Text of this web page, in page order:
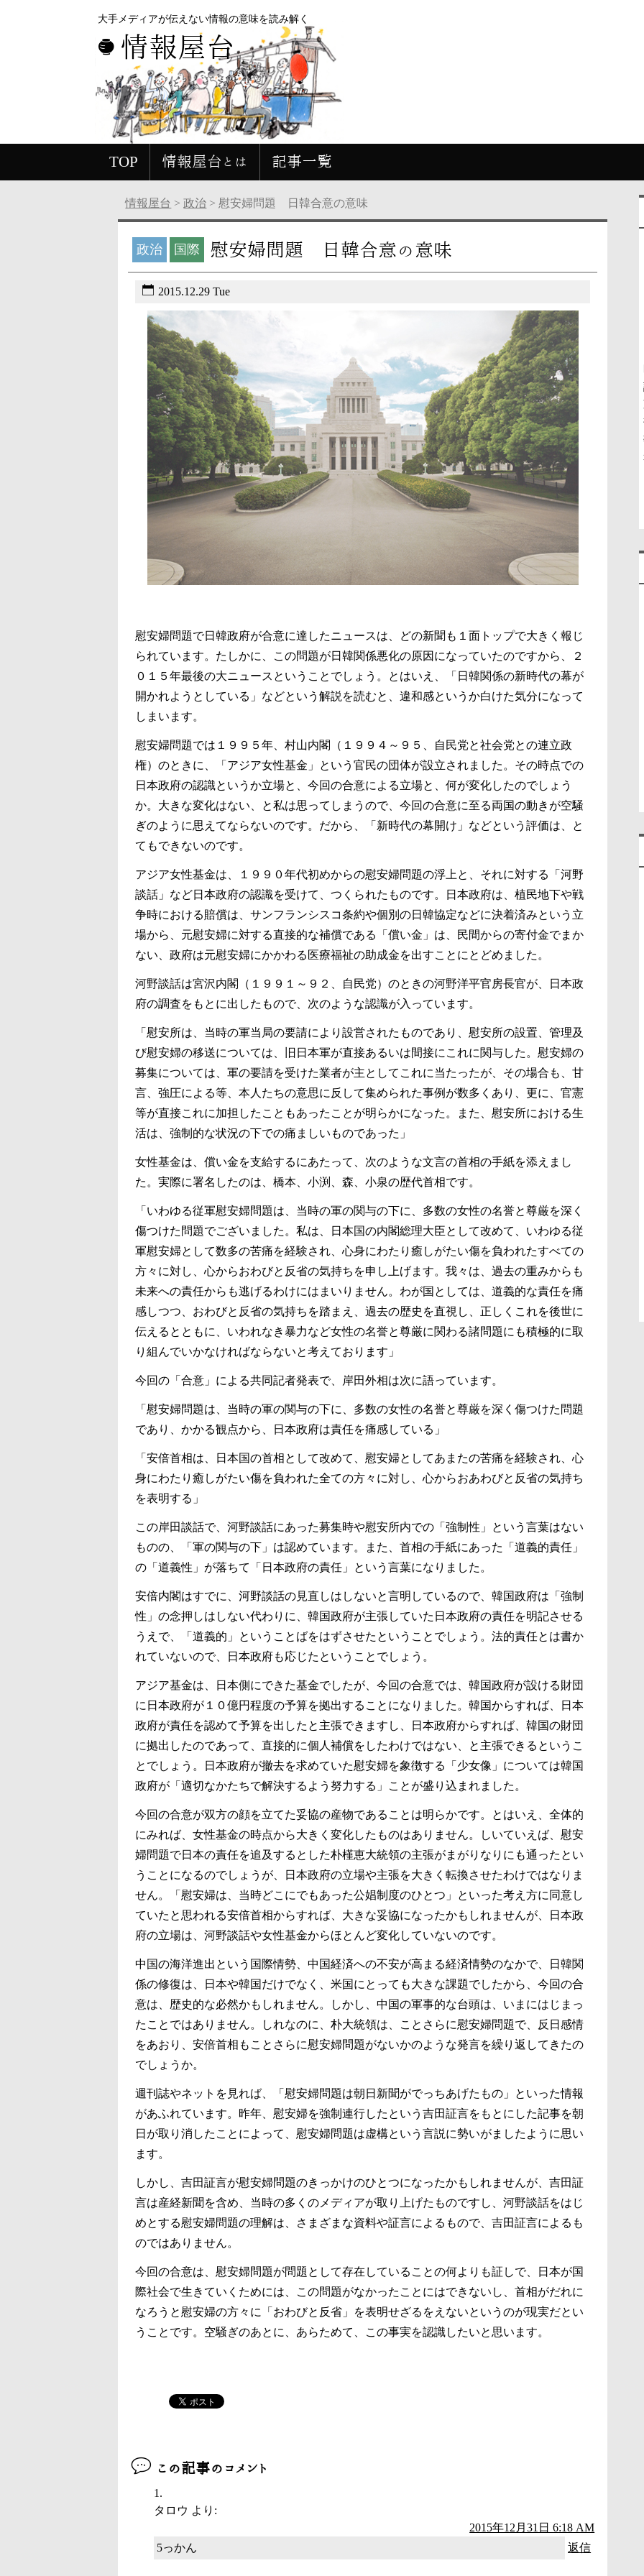
大手メディアが伝えない情報の意味を読み解く
情報屋台
TOP 情報屋台とは 記事一覧
情報屋台 >政治 > 慰安婦問題 日韓合意の意味
政治 国際 慰安婦問題 日韓合意の意味
2015.12.29 Tue
慰安婦問題で日韓政府が合意に達したニュースは、どの新聞も１面トップで大きく報じ
られています。たしかに、この問題が日韓関係悪化の原因になっていたのですから、２
０１５年最後の大ニュースということでしょう。とはいえ、「日韓関係の新時代の幕が
開かれようとしている」などという解説を読むと、違和感というか白けた気分になって
しまいます。
慰安婦問題では１９９５年、村山内閣（１９９４～９５、自民党と社会党との連立政
権）のときに、「アジア女性基金」という官民の団体が設立されました。その時点での
日本政府の認識というか立場と、今回の合意による立場と、何が変化したのでしょう
か。大きな変化はない、と私は思ってしまうので、今回の合意に至る両国の動きが空騒
ぎのように思えてならないのです。だから、「新時代の幕開け」などという評価は、と
てもできないのです。
アジア女性基金は、１９９０年代初めからの慰安婦問題の浮上と、それに対する「河野
談話」など日本政府の認識を受けて、つくられたものです。日本政府は、植民地下や戦
争時における賠償は、サンフランシスコ条約や個別の日韓協定などに決着済みという立
場から、元慰安婦に対する直接的な補償である「償い金」は、民間からの寄付金でまか
ない、政府は元慰安婦にかかわる医療福祉の助成金を出すことにとどめました。
河野談話は宮沢内閣（１９９１～９２、自民党）のときの河野洋平官房長官が、日本政
府の調査をもとに出したもので、次のような認識が入っています。
「慰安所は、当時の軍当局の要請により設営されたものであり、慰安所の設置、管理及
び慰安婦の移送については、旧日本軍が直接あるいは間接にこれに関与した。慰安婦の
募集については、軍の要請を受けた業者が主としてこれに当たったが、その場合も、甘
言、強圧による等、本人たちの意思に反して集められた事例が数多くあり、更に、官憲
等が直接これに加担したこともあったことが明らかになった。また、慰安所における生
活は、強制的な状況の下での痛ましいものであった」
女性基金は、償い金を支給するにあたって、次のような文言の首相の手紙を添えまし
た。実際に署名したのは、橋本、小渕、森、小泉の歴代首相です。
「いわゆる従軍慰安婦問題は、当時の軍の関与の下に、多数の女性の名誉と尊厳を深く
傷つけた問題でございました。私は、日本国の内閣総理大臣として改めて、いわゆる従
軍慰安婦として数多の苦痛を経験され、心身にわたり癒しがたい傷を負われたすべての
方々に対し、心からおわびと反省の気持ちを申し上げます。我々は、過去の重みからも
未来への責任からも逃げるわけにはまいりません。わが国としては、道義的な責任を痛
感しつつ、おわびと反省の気持ちを踏まえ、過去の歴史を直視し、正しくこれを後世に
伝えるとともに、いわれなき暴力など女性の名誉と尊厳に関わる諸問題にも積極的に取
り組んでいかなければならないと考えております」
今回の「合意」による共同記者発表で、岸田外相は次に語っています。
「慰安婦問題は、当時の軍の関与の下に、多数の女性の名誉と尊厳を深く傷つけた問題
であり、かかる観点から、日本政府は責任を痛感している」
「安倍首相は、日本国の首相として改めて、慰安婦としてあまたの苦痛を経験され、心
身にわたり癒しがたい傷を負われた全ての方々に対し、心からおあわびと反省の気持ち
を表明する」
この岸田談話で、河野談話にあった募集時や慰安所内での「強制性」という言葉はない
ものの、「軍の関与の下」は認めています。また、首相の手紙にあった「道義的責任」
の「道義性」が落ちて「日本政府の責任」という言葉になりました。
安倍内閣はすでに、河野談話の見直しはしないと言明しているので、韓国政府は「強制
性」の念押しはしない代わりに、韓国政府が主張していた日本政府の責任を明記させる
うえで、「道義的」ということばをはずさせたということでしょう。法的責任とは書か
れていないので、日本政府も応じたということでしょう。
アジア基金は、日本側にできた基金でしたが、今回の合意では、韓国政府が設ける財団
に日本政府が１０億円程度の予算を拠出することになりました。韓国からすれば、日本
政府が責任を認めて予算を出したと主張できますし、日本政府からすれば、韓国の財団
に拠出したのであって、直接的に個人補償をしたわけではない、と主張できるというこ
とでしょう。日本政府が撤去を求めていた慰安婦を象徴する「少女像」については韓国
政府が「適切なかたちで解決するよう努力する」ことが盛り込まれました。
今回の合意が双方の顔を立てた妥協の産物であることは明らかです。とはいえ、全体的
にみれば、女性基金の時点から大きく変化したものはありません。しいていえば、慰安
婦問題で日本の責任を追及するとした朴槿恵大統領の主張がまがりなりにも通ったとい
うことになるのでしょうが、日本政府の立場や主張を大きく転換させたわけではなりま
せん。「慰安婦は、当時どこにでもあった公娼制度のひとつ」といった考え方に同意し
ていたと思われる安倍首相からすれば、大きな妥協になったかもしれませんが、日本政
府の立場は、河野談話や女性基金からほとんど変化していないのです。
中国の海洋進出という国際情勢、中国経済への不安が高まる経済情勢のなかで、日韓関
係の修復は、日本や韓国だけでなく、米国にとっても大きな課題でしたから、今回の合
意は、歴史的な必然かもしれません。しかし、中国の軍事的な台頭は、いまにはじまっ
たことではありません。しれなのに、朴大統領は、ことさらに慰安婦問題で、反日感情
をあおり、安倍首相もことさらに慰安婦問題がないかのような発言を繰り返してきたの
でしょうか。
週刊誌やネットを見れば、「慰安婦問題は朝日新聞がでっちあげたもの」といった情報
があふれています。昨年、慰安婦を強制連行したという吉田証言をもとにした記事を朝
日が取り消したことによって、慰安婦問題は虚構という言説に勢いがましたように思い
ます。
しかし、吉田証言が慰安婦問題のきっかけのひとつになったかもしれませんが、吉田証
言は産経新聞を含め、当時の多くのメディアが取り上げたものですし、河野談話をはじ
めとする慰安婦問題の理解は、さまざまな資料や証言によるもので、吉田証言によるも
のではありません。
今回の合意は、慰安婦問題が問題として存在していることの何よりも証しで、日本が国
際社会で生きていくためには、この問題がなかったことにはできないし、首相がだれに
なろうと慰安婦の方々に「おわびと反省」を表明せざるをえないというのが現実だとい
うことです。空騒ぎのあとに、あらためて、この事実を認識したいと思います。
この記事のコメント
タロウ より:
2015年12月31日 6:18 AM
5っかん
返信